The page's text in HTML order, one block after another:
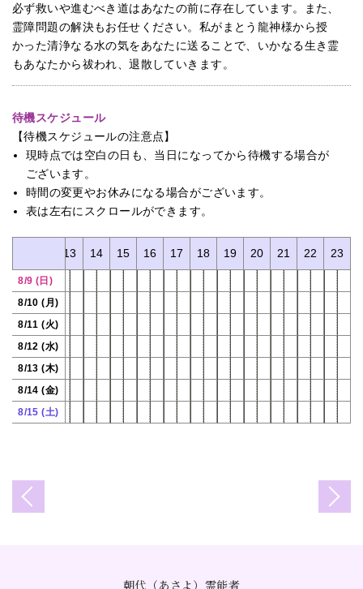
必ず救いや進むべき道はあなたの前に存在しています。また、
霊障問題の解決もお任せください。私がまとう龍神様から授
かった清浄なる水の気をあなたに送ることで、いかなる生き霊
もあなたから祓われ、退散していきます。
待機スケジュール
【待機スケジュールの注意点】
現時点では空白の日も、当日になってから待機する場合が
ございます。
時間の変更やお休みになる場合がございます。
表は左右にスクロールができます。
13 14 15 16 17 18 19 20 21 22 23
8/9 (日)
8/10 (月)
8/11 (火)
8/12 (水)
8/13 (木)
8/14 (金)
8/15 (土)
朝代（あさよ）霊能者